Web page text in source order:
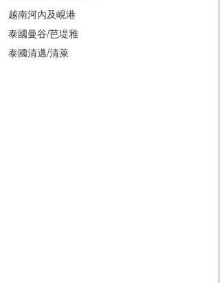
越南河內及峴港
泰國曼谷/芭堤雅
泰國清邁/清萊